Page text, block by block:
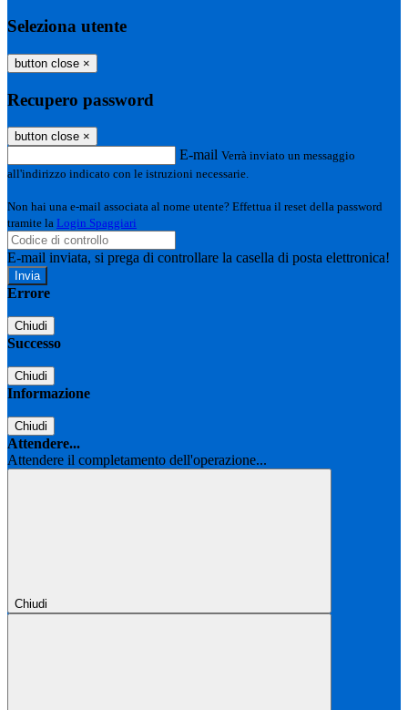
Seleziona utente
button close ×
Recupero password
button close ×
E-mail Verrà inviato un messaggio
all'indirizzo indicato con le istruzioni necessarie.
Non hai una e-mail associata al nome utente? Effettua il reset della password
tramite la Login Spaggiari
E-mail inviata, si prega di controllare la casella di posta elettronica!
Errore
Chiudi
Successo
Chiudi
Informazione
Chiudi
Attendere...
Attendere il completamento dell'operazione...
Chiudi